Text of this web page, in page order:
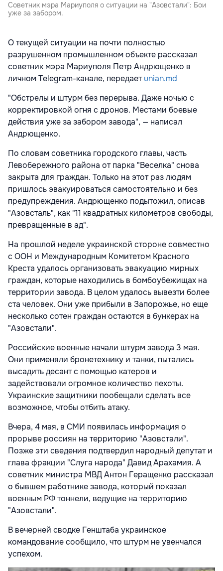
Советник мэра Мариуполя о ситуации на "Азовстали": Бои
уже за забором.
О текущей ситуации на почти полностью
разрушенном промышленном объекте рассказал
советник мэра Мариуполя Петр Андрющенко в
личном Telegram-канале, передаетunian.md
"Обстрелы и штурм без перерыва. Даже ночью с
корректировкой огня с дронов. Местами боевые
действия уже за забором завода", — написал
Андрющенко.
По словам советника городского главы, часть
Левобережного района от парка "Веселка" снова
закрыта для граждан. Только на этот раз людям
пришлось эвакуироваться самостоятельно и без
предупреждения. Андрющенко подытожил, описав
"Азовсталь", как "11 квадратных километров свободы,
превращенные в ад".
На прошлой неделе украинской стороне совместно
с ООН и Международным Комитетом Красного
Креста удалось организовать эвакуацию мирных
граждан, которые находились в бомбоубежищах на
территории завода. В целом удалось вывезти более
ста человек. Они уже прибыли в Запорожье, но еще
несколько сотен граждан остаются в бункерах на
"Азовстали".
Российские военные начали штурм завода 3 мая.
Они применяли бронетехнику и танки, пытались
высадить десант с помощью катеров и
задействовали огромное количество пехоты.
Украинские защитники пообещали сделать все
возможное, чтобы отбить атаку.
Вчера, 4 мая, в СМИ появилась информация о
прорыве россиян на территорию "Азовстали".
Позже эти сведения подтвердил народный депутат и
глава фракции "Слуга народа" Давид Арахамия. А
советник министра МВД Антон Геращенко рассказал
о бывшем работнике завода, который показал
военным РФ тоннели, ведущие на территорию
"Азовстали".
В вечерней сводке Генштаба украинское
командование сообщило, что штурм не увенчался
успехом.